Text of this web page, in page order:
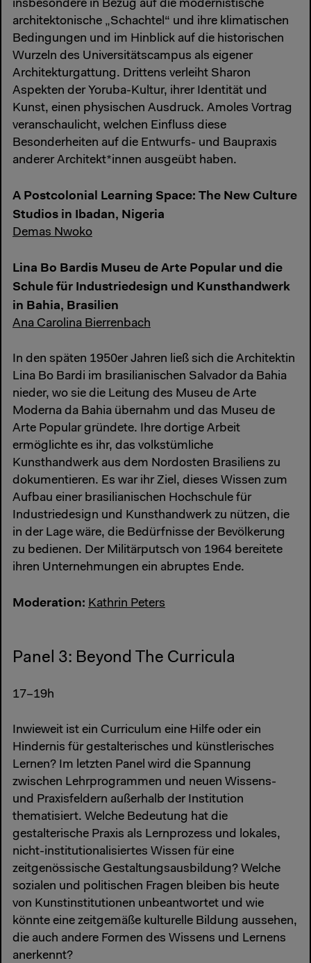
insbesondere in Bezug auf die modernistische
architektonische „Schachtel“ und ihre klimatischen
Bedingungen und im Hinblick auf die historischen
Wurzeln des Universitätscampus als eigener
Architekturgattung. Drittens verleiht Sharon
Aspekten der Yoruba-Kultur, ihrer Identität und
Kunst, einen physischen Ausdruck. Amoles Vortrag
veranschaulicht, welchen Einfluss diese
Besonderheiten auf die Entwurfs- und Baupraxis
anderer Architekt*innen ausgeübt haben.
A Postcolonial Learning Space: The New Culture
Studios in Ibadan, Nigeria
Demas Nwoko
Lina Bo Bardis Museu de Arte Popular und die
Schule für Industriedesign und Kunsthandwerk
in Bahia, Brasilien
Ana Carolina Bierrenbach
In den späten 1950er Jahren ließ sich die Architektin
Lina Bo Bardi im brasilianischen Salvador da Bahia
nieder, wo sie die Leitung des Museu de Arte
Moderna da Bahia übernahm und das Museu de
Arte Popular gründete. Ihre dortige Arbeit
ermöglichte es ihr, das volkstümliche
Kunsthandwerk aus dem Nordosten Brasiliens zu
dokumentieren. Es war ihr Ziel, dieses Wissen zum
Aufbau einer brasilianischen Hochschule für
Industriedesign und Kunsthandwerk zu nützen, die
in der Lage wäre, die Bedürfnisse der Bevölkerung
zu bedienen. Der Militärputsch von 1964 bereitete
ihren Unternehmungen ein abruptes Ende.
Moderation: Kathrin Peters
Panel 3: Beyond The Curricula
17–19h
Inwieweit ist ein Curriculum eine Hilfe oder ein
Hindernis für gestalterisches und künstlerisches
Lernen? Im letzten Panel wird die Spannung
zwischen Lehrprogrammen und neuen Wissens-
und Praxisfeldern außerhalb der Institution
thematisiert. Welche Bedeutung hat die
gestalterische Praxis als Lernprozess und lokales,
nicht-institutionalisiertes Wissen für eine
zeitgenössische Gestaltungsausbildung? Welche
sozialen und politischen Fragen bleiben bis heute
von Kunstinstitutionen unbeantwortet und wie
könnte eine zeitgemäße kulturelle Bildung aussehen,
die auch andere Formen des Wissens und Lernens
anerkennt?